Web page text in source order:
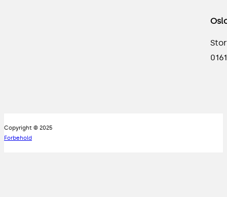
Copyright © 2025
Forbehold